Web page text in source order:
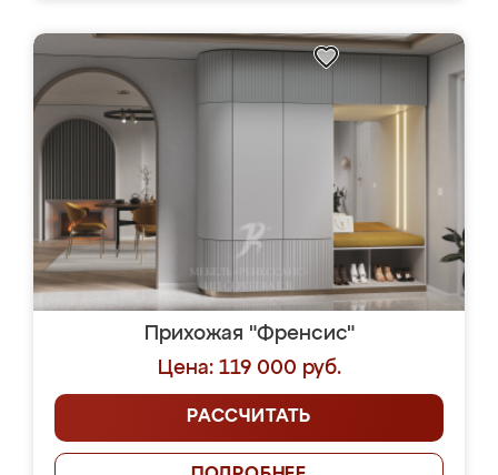
Прихожая "Френсис"
Цена: 119 000 руб.
РАССЧИТАТЬ